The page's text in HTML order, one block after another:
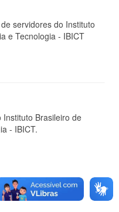
servidores do Instituto
e Tecnologia - IBICT
Brasileiro de
- IBICT.